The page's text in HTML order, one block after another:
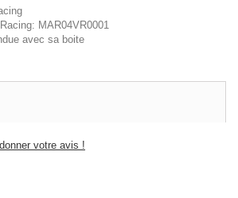
MAR04VR0001
avec sa boite
votre avis !